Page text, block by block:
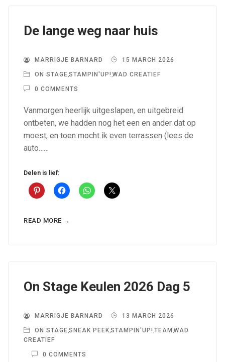
De lange weg naar huis
MARRIGJE BARNARD 15 MARCH 2026
ON STAGE,STAMPIN'UP! ,WAD CREATIEF
0 COMMENTS
Vanmorgen heerlijk uitgeslapen, en uitgebreid
ontbeten, we hadden nog het een en ander dat op
moest, en toen mocht ik even terrassen (lees de
auto……
Delen is lief:
READ MORE →
On Stage Keulen 2026 Dag 5
MARRIGJE BARNARD 13 MARCH 2026
ON STAGE,SNEAK PEEK,STAMPIN'UP! ,TEAM ,WAD
CREATIEF
0 COMMENTS